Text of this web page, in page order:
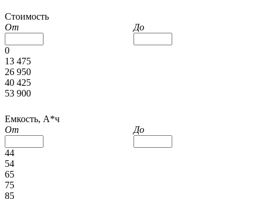
Стоимость
От
До
0
13 475
26 950
40 425
53 900
Емкость, А*ч
От
До
44
54
65
75
85